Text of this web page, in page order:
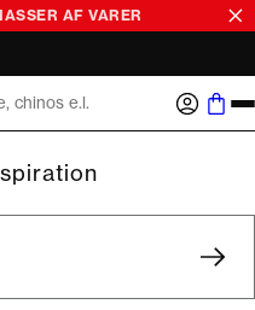
AF VARER